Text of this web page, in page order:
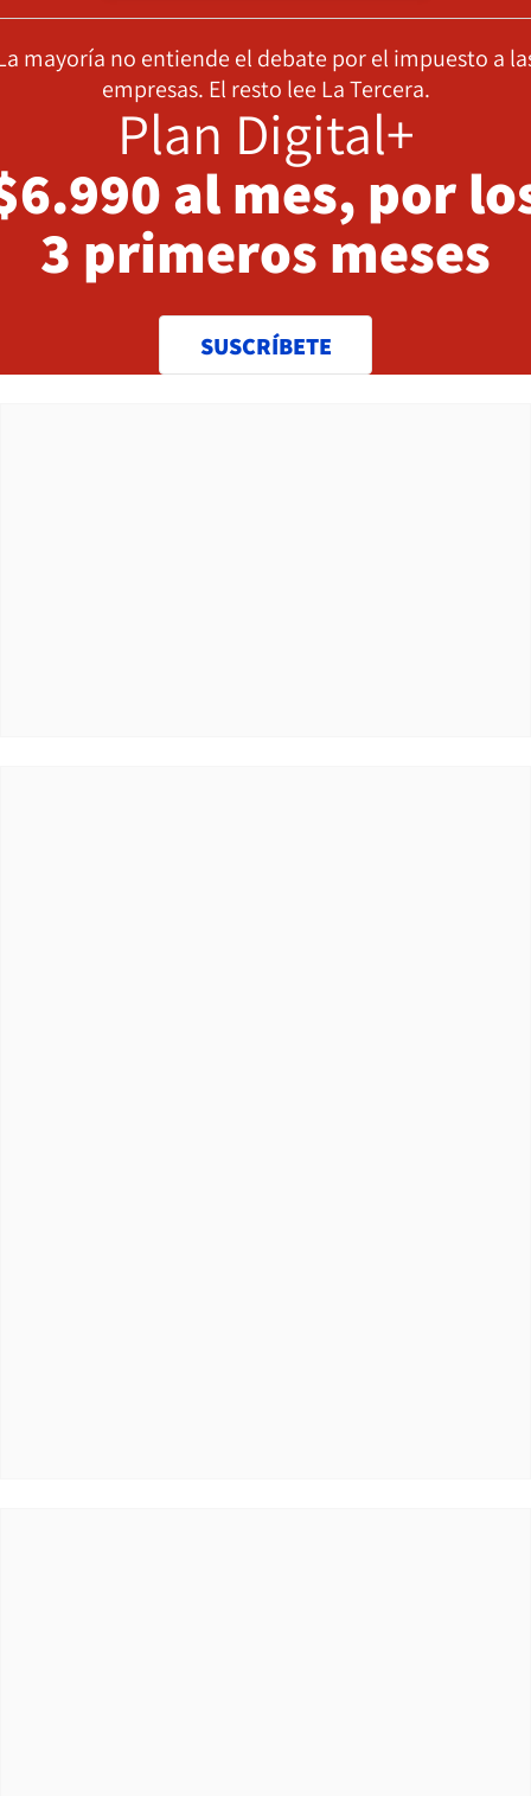
mayoría no entiende el debate por el impuesto a
empresas. El resto lee La Tercera.
Plan Digital+
al mes, por
3 primeros meses
SUSCRÍBETE